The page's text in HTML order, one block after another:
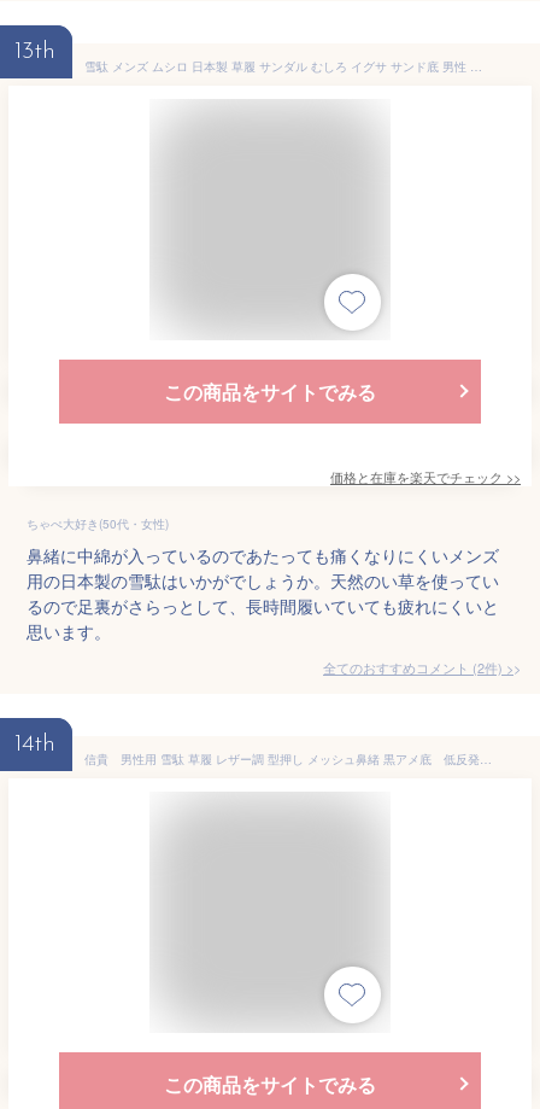
13th
雪駄 メンズ ムシロ 日本製 草履 サンダル むしろ イグサ サンド底 男性 セッタ 和装 履物 二石鼻緒 スポンジ底 竹春 カリプソ ムシロ雪駄 (msg-J7131) 大きい SETTA 浴衣 甚平 お祭り い草 イグサ 水虫 春 夏 秋 冬 プレゼント 贈り物 父の日【送料無料】
この商品をサイトでみる
価格と在庫を楽天でチェック >>
ちゃぺ大好き(50代・女性)
鼻緒に中綿が入っているのであたっても痛くなりにくいメンズ
用の日本製の雪駄はいかがでしょうか。天然のい草を使ってい
るので足裏がさらっとして、長時間履いていても疲れにくいと
思います。
全てのおすすめコメント (2件) >
14th
信貴 男性用 雪駄 草履 レザー調 型押し メッシュ鼻緒 黒アメ底 低反発 日本製 ブラック
この商品をサイトでみる